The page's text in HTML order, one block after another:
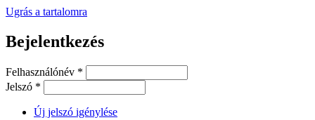
Ugrás a tartalomra
Bejelentkezés
Felhasználónév *
Jelszó *
Új jelszó igénylése